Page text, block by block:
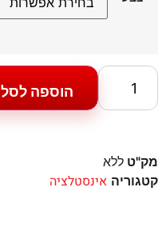
הוספה לסל
מק"ט ללא
קטגוריה אינסטלציה